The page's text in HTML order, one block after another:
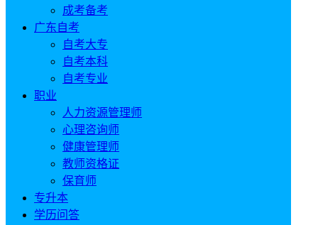
成考备考
广东自考
自考大专
自考本科
自考专业
职业
人力资源管理师
心理咨询师
健康管理师
教师资格证
保育师
专升本
学历问答